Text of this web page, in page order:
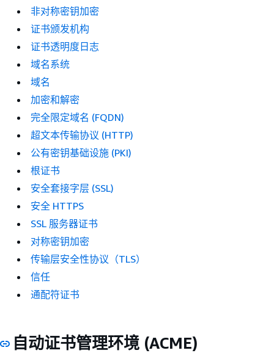
非对称密钥加密
证书颁发机构
证书透明度日志
域名系统
域名
加密和解密
完全限定域名 (FQDN)
超文本传输协议 (HTTP)
公有密钥基础设施 (PKI)
根证书
安全套接字层 (SSL)
安全 HTTPS
SSL 服务器证书
对称密钥加密
传输层安全性协议（TLS）
信任
通配符证书
自动证书管理环境 (ACME)